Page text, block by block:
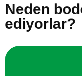
İstanbul'da ATV Safari
İki Kişi için Seramik
Neden
ediyorlar?